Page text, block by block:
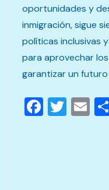
oportunidades y
inmigración, sigue
políticas inclusivas
para aprovechar
garantizar un